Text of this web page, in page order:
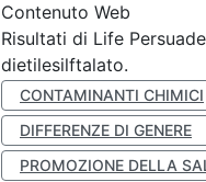
Contenuto Web
Risultati di Life
dietilesilftalato.
CONTAMINANTI CHIMICI
DIFFERENZE DI GENERE
PROMOZIONE DELLA